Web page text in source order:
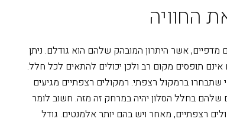
החוויה
מדפיים, אשר היתרון המובהק שלהם הוא גודלם. ניתן
תופסים מקום רב ולכן יכולים להתאים לכל חלל.
שתבחרו ברמקול רצפתי. רמקולים רצפתיים מגיעים
שלהם בחלל הסלון יהיה במרחק זה מזה. חשוב לומר
רצפתיים, מאחר ויש בהם יותר אלמנטים. גודל